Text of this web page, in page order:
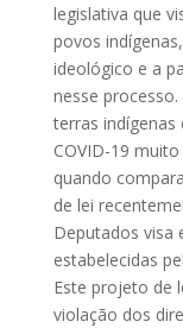
legislativa que
povos
ideológico e a
nesse
terras
COVID-19
quando
de lei
Deputados visa
estabelecidas
Este projeto de
violação dos